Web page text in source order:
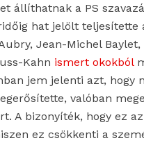
állíthatnak a PS
hat jelölt teljesítette
Jean-Michel Baylet,
Kahn ismert okokból
jem jelenti azt, hogy
valóban
A bizonyíték, hogy ez
ez csökkenti a